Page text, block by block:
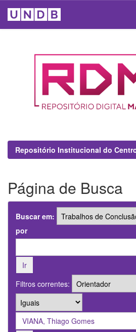
Repositório Institucional do
Página de Busca
Buscar em:
por
Filtros correntes: